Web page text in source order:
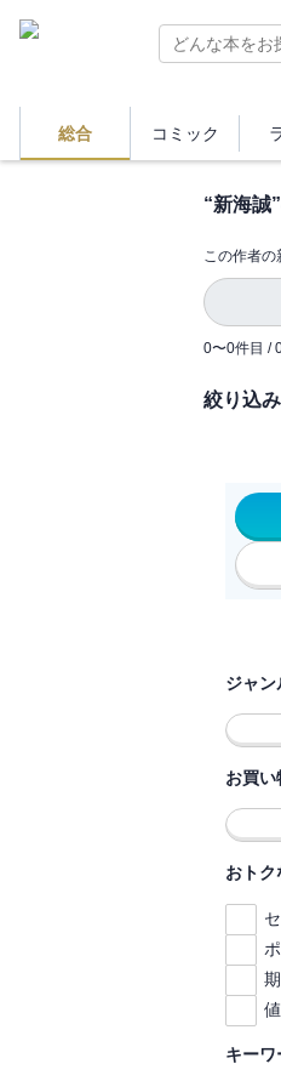
総合 コミック
“新海誠
この作者の
0〜0件目 /
絞り込み
ジャン
お買い
おトク
キーワ